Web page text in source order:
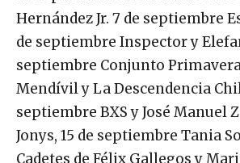
Hernández Jr. 7 de septiembre
de septiembre Inspector y
septiembre Conjunto
Mendívil y La Descendencia
septiembre BXS y José Manuel
Jonys, 15 de septiembre Tania
Cadetes de Félix Gallegos y